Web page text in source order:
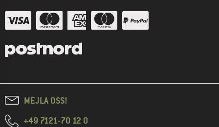
MEJLA OSS!
+49 7121-70 12 0